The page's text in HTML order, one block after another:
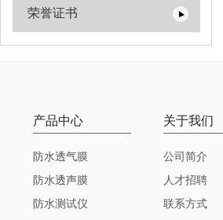
荣誉证书
产品中心
防水透气膜
防水透声膜
防水测试仪
关于我们
公司简介
人才招聘
联系方式